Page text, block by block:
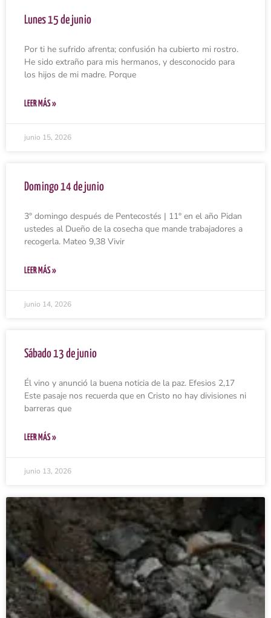
Lunes 15 de junio
Por ti he sufrido afrenta; confusión ha cubierto mi rostro.
He sido extraño para mis hermanos, y desconocido para
los hijos de mi madre. Porque
LEER MÁS »
junio 15, 2026
Domingo 14 de junio
3° domingo después de Pentecostés | 11° en el año Pidan
ustedes al Dueño de la cosecha que mande trabajadores a
recogerla. Mateo 9,38 Vivir
LEER MÁS »
junio 14, 2026
Sábado 13 de junio
Él vino y anunció la buena noticia de la paz. Efesios 2,17
Este pasaje nos recuerda que en Cristo no hay divisiones ni
barreras que
LEER MÁS »
junio 13, 2026